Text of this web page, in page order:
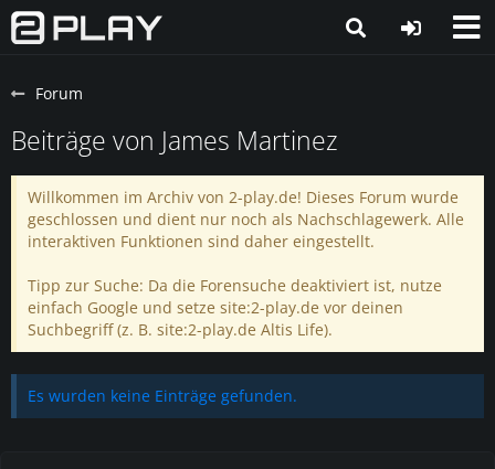
Forum
Beiträge von James Martinez
Willkommen im Archiv von 2-play.de! Dieses Forum wurde
geschlossen und dient nur noch als Nachschlagewerk. Alle
interaktiven Funktionen sind daher eingestellt.
Tipp zur Suche: Da die Forensuche deaktiviert ist, nutze
einfach Google und setze site:2-play.de vor deinen
Suchbegriff (z. B. site:2-play.de Altis Life).
Es wurden keine Einträge gefunden.